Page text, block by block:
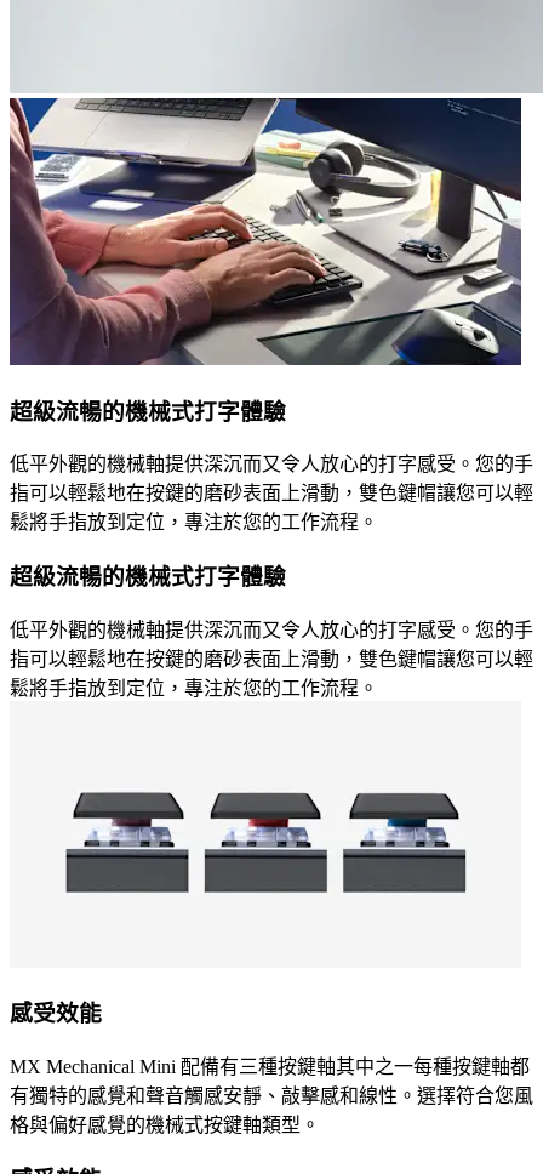
超級流暢的機械式打字體驗
低平外觀的機械軸提供深沉而又令人放心的打字感受。您的手
指可以輕鬆地在按鍵的磨砂表面上滑動，雙色鍵帽讓您可以輕
鬆將手指放到定位，專注於您的工作流程。
超級流暢的機械式打字體驗
低平外觀的機械軸提供深沉而又令人放心的打字感受。您的手
指可以輕鬆地在按鍵的磨砂表面上滑動，雙色鍵帽讓您可以輕
鬆將手指放到定位，專注於您的工作流程。
感受效能
MX Mechanical Mini 配備有三種按鍵軸其中之一每種按鍵軸都
有獨特的感覺和聲音觸感安靜、敲擊感和線性。選擇符合您風
格與偏好感覺的機械式按鍵軸類型。